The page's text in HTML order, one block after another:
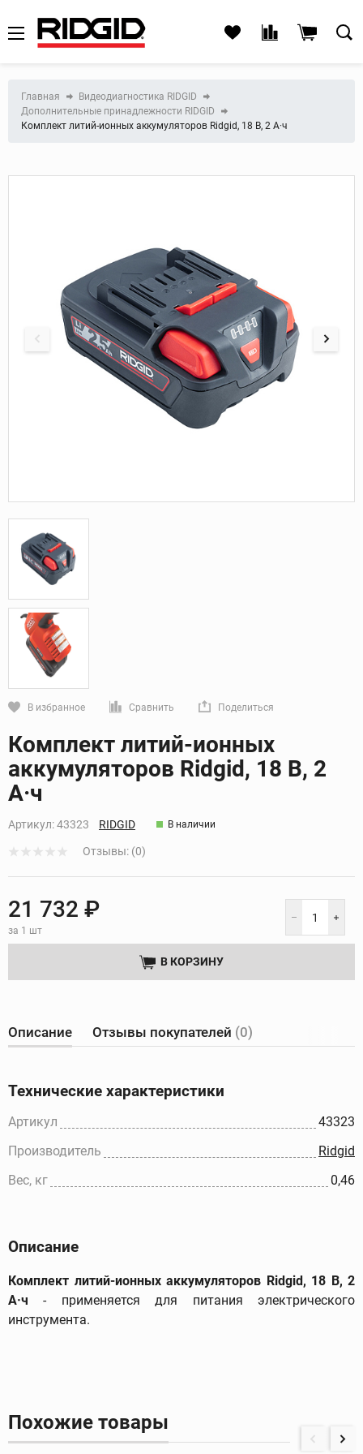
Главная
Видеодиагностика RIDGID
Дополнительные принадлежности RIDGID
Комплект литий-ионных аккумуляторов Ridgid, 18 В, 2 А·ч
В избранное Сравнить Поделиться
Кликните, чтобы скопировать прямую ссылку
Комплект литий-ионных
аккумуляторов Ridgid, 18 В, 2
А·ч
Артикул:43323 RIDGID В наличии
Отзывы: (0)
21 732 ₽
за 1 шт
В КОРЗИНУ
Описание Отзывы покупателей (0)
Технические характеристики
Артикул
43323
Производитель
Ridgid
Вес, кг
0,46
Описание
Комплект литий-ионных аккумуляторов Ridgid, 18 В, 2
А·ч - применяется для питания электрического
инструмента.
Похожие товары